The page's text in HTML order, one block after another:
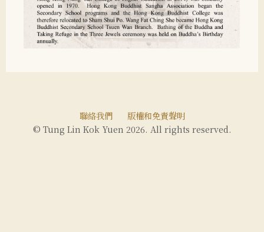
聯絡我們
版權和免責聲明
© Tung Lin Kok Yuen 2026. All rights reserved.